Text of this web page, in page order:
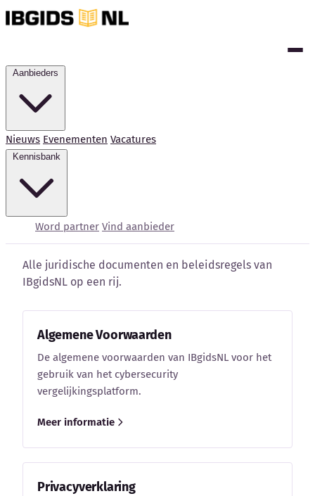
Nieuws Evenementen Vacatures
Word partner Vind aanbieder
Blog
Bedrijfsupdates
Externe bronnen
Woordenboek
Auteurs
Voorwaarden
Alle juridische documenten en beleidsregels van
IBgidsNL op een rij.
Algemene Voorwaarden
De algemene voorwaarden van IBgidsNL voor het
gebruik van het cybersecurity
vergelijkingsplatform.
Meer informatie
Privacyverklaring